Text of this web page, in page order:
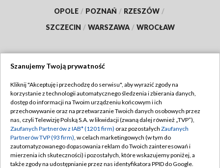
OPOLE / POZNAŃ / RZESZÓW /
SZCZECIN / WARSZAWA / WROCŁAW
TVP
Abonament TVP
Emisja w TVP
Centrum informacji TVP
Naziemna Telewizja Cyfrowa
Regulamin TVP
Polityka prywatności
Moje zgody
Pomoc
Szanujemy Twoją prywatność
Kliknij "Akceptuję i przechodzę do serwisu", aby wyrazić zgody na
korzystanie z technologii automatycznego śledzenia i zbierania danych,
dostęp do informacji na Twoim urządzeniu końcowym i ich
przechowywanie oraz na przetwarzanie Twoich danych osobowych przez
nas, czyli Telewizję Polską S.A. w likwidacji (zwaną dalej również „TVP”),
Zaufanych Partnerów z IAB* (1201 firm) oraz pozostałych Zaufanych
Partnerów TVP (93 firm), w celach marketingowych (w tym do
zautomatyzowanego dopasowania reklam do Twoich zainteresowań i
mierzenia ich skuteczności) i pozostałych, które wskazujemy poniżej, a
także zgody na udostępnianie przez nas identyfikatora PPID do Google.